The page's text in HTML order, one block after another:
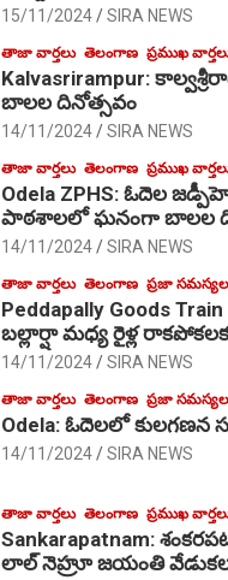
15/11/2024 SIRA NEWS
తాజా వార్తలు తెలంగాణ ప్రముఖ
Kalvasrirampur:
బాలల దినోత్సవం
14/11/2024 SIRA NEWS
తాజా వార్తలు తెలంగాణ ప్రముఖ
Odela ZPHS: ఓదెల
పాఠ‌శాల‌లో ఘనంగా బాలల
14/11/2024 SIRA NEWS
తాజా వార్తలు తెలంగాణ ప్రజా
Peddapally Goods
బల్లార్షా మధ్య రైళ్ల
14/11/2024 SIRA NEWS
తాజా వార్తలు తెలంగాణ ప్రజా
Odela: ఓదెలలో కులగణన
14/11/2024 SIRA NEWS
తాజా వార్తలు తెలంగాణ ప్రముఖ
Sankarapatnam:
లాల్ నెహ్రూ జయంతి